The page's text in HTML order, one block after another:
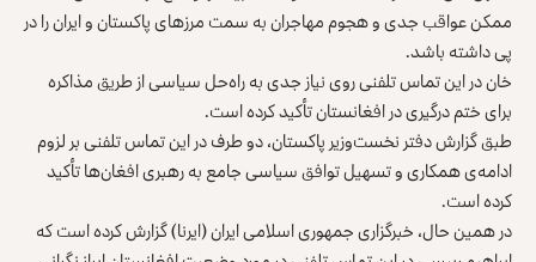
ممکن عواقب جدی و هجوم مهاجران به سمت مرزهای پاکستان و ایران را در
پی داشته باشد.
خان در این تماس تلفنی روی نیاز جدی به راه‌حل سیاسی از طریق مذاکره
برای ختم درگیری در افغانستان تأکید کرده است.
طبق گزارش دفتر نخست‌وزیر پاکستان، دو طرف در این تماس تلفنی بر لزوم
ادامه‌ی همکاری و تسهیل توافق سیاسی جامع به رهبری افغان‌ها تأکید
کرده است.
در همین حال، خبرگزاری جمهوری اسلامی ایران (ایرنا) گزارش کرده است که